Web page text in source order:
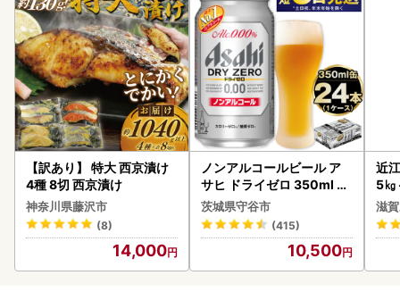
・限度額オーバー
・カードの有効期限切れ
・カード情報の入力間違い（有効期限、名義等）
・その他カードの更新・紛失等による番号変更
垂水市への寄附申込をキャンセルとさせていただくこととな
りますので、ご了承ください。
【訳あり】 特大 西京漬け
4種 8切 西京漬け
神奈川県藤沢市
(8)
14,000
ノンアルコールビール ア
サヒ ドライゼロ 350ml 24
本 ノンアル ビール asashi
守谷市
茨城県守谷市
(415)
10,500
近
5㎏
菜
滋